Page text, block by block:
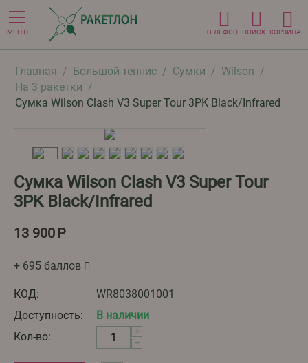
МЕНЮ ТЕЛЕФОН ПОИСК КОРЗИНА
Главная / Большой теннис / Сумки / Wilson /
На 3 ракетки /
Сумка Wilson Clash V3 Super Tour 3PK Black/Infrared
Сумка Wilson Clash V3 Super Tour
3PK Black/Infrared
13 900Р
+ 695 баллов
КОД:
WR8038001001
Доступность:
В наличии
Кол-во:
+
−